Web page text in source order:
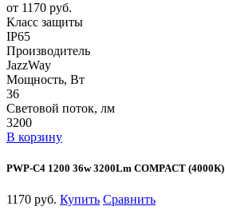
от 1170 руб.
Класс защиты
IP65
Производитель
JazzWay
Мощность, Вт
36
Световой поток, лм
3200
В корзину
PWP-С4 1200 36w 3200Lm COMPACT (4000К)
1170 руб. Купить Сравнить